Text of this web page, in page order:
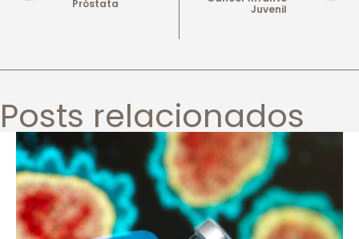
Próstata
Juvenil
Posts relacionados